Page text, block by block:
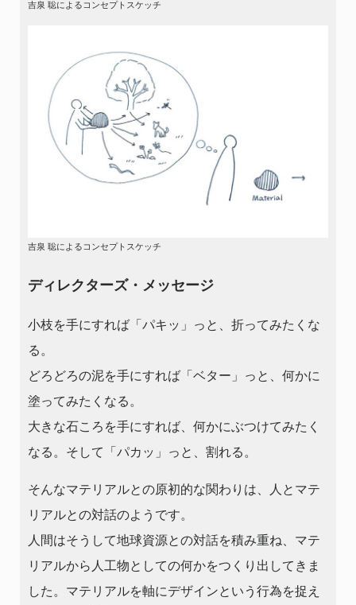
吉泉 聡によるコンセプトスケッチ
吉泉 聡によるコンセプトスケッチ
ディレクターズ・メッセージ
小枝を手にすれば「パキッ」っと、折ってみたくな
る。
どろどろの泥を手にすれば「ベター」っと、何かに
塗ってみたくなる。
大きな石ころを手にすれば、何かにぶつけてみたく
なる。そして「パカッ」っと、割れる。
そんなマテリアルとの原初的な関わりは、人とマテ
リアルとの対話のようです。
人間はそうして地球資源との対話を積み重ね、マテ
リアルから人工物としての何かをつくり出してきま
した。マテリアルを軸にデザインという行為を捉え